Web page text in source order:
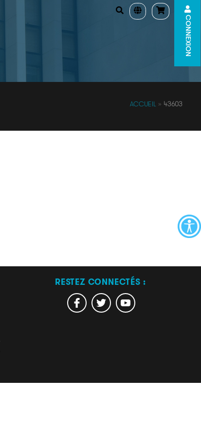
CONNEXION
ACCUEIL» 43603
RESTEZ CONNECTÉS :